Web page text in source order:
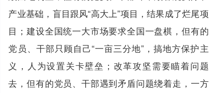
产业基础，盲目跟风“高大上”项目，结果成了烂尾项
目；建设全国统一大市场要求全国一盘棋，但有的
党员、干部只顾自己“一亩三分地”，搞地方保护主
义，人为设置关卡壁垒；改革攻坚需要瞄着问题
去，但有的党员、干部遇到矛盾问题绕着走，一方